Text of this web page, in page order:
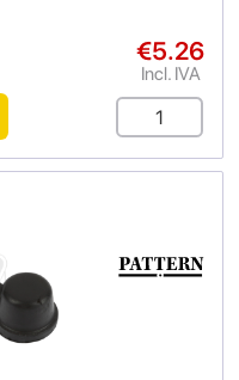
€5.26
Incl. IVA